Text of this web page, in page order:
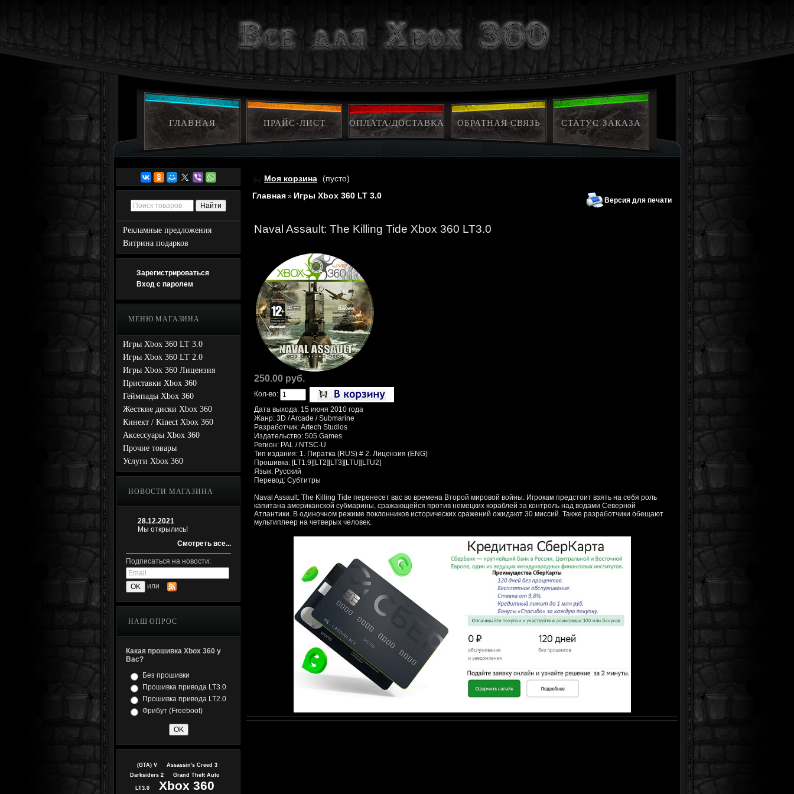
ГЛАВНАЯ ПРАЙС-ЛИСТ ОПЛАТА/ДОСТАВКА ОБРАТНАЯ СВЯЗЬ СТАТУС ЗАКАЗА
Рекламные предложения
Витрина подарков
Зарегистрироваться
Вход с паролем
МЕНЮ МАГАЗИНА
Игры Xbox 360 LT 3.0
Игры Xbox 360 LT 2.0
Игры Xbox 360 Лицензия
Приставки Xbox 360
Геймпады Xbox 360
Жесткие диски Xbox 360
Кинект / Kinect Xbox 360
Аксессуары Xbox 360
Прочие товары
Услуги Xbox 360
НОВОСТИ МАГАЗИНА
28.12.2021
Мы открылись!
Смотреть все...
Подписаться на новости:
или
НАШ ОПРОС
Какая прошивка Xbox 360 у
Вас?
Без прошивки
Прошивка привода LT3.0
Прошивка привода LT2.0
Фрибут (Freeboot)
(GTA) V
Assassin's Creed 3
Darksiders 2
Grand Theft Auto
LT3.0 Xbox 360
Моя корзина (пусто)
Главная » Игры Xbox 360 LT 3.0 Версия для печати
Naval Assault: The Killing Tide Xbox 360 LT3.0
250.00 руб.
Кол-во:
Дата выхода: 15 июня 2010 года
Жанр: 3D / Arcade / Submarine
Разработчик: Artech Studios
Издательство: 505 Games
Регион: PAL / NTSC-U
Тип издания: 1. Пиратка (RUS) # 2. Лицензия (ENG)
Прошивка: [LT1.9][LT2][LT3][LTU][LTU2]
Язык: Русский
Перевод: Субтитры
Naval Assault: The Killing Tide перенесет вас во времена Второй мировой войны. Игрокам предстоит взять на себя роль
капитана американской субмарины, сражающейся против немецких кораблей за контроль над водами Северной
Атлантики. В одиночном режиме поклонников исторических сражений ожидают 30 миссий. Также разработчики обещают
мультиплеер на четверых человек.